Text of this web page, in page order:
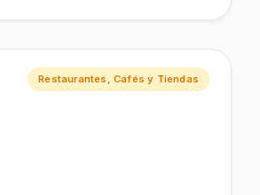
Restaurantes, Cafés y Tiendas